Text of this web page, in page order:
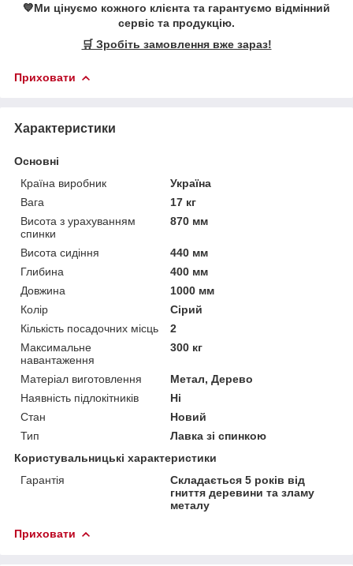
💙Ми цінуємо кожного клієнта та гарантуємо відмінний
сервіс та продукцію.
🛒 Зробіть замовлення вже зараз!
Приховати
Характеристики
Основні
Країна виробник
Україна
Вага
17 кг
Висота з урахуванням
спинки
870 мм
Висота сидіння
440 мм
Глибина
400 мм
Довжина
1000 мм
Колір
Сірий
Кількість посадочних місць
2
Максимальне
навантаження
300 кг
Матеріал виготовлення
Метал, Дерево
Наявність підлокітників
Ні
Стан
Новий
Тип
Лавка зі спинкою
Користувальницькі характеристики
Гарантія
Складається 5 років від
гниття деревини та зламу
металу
Приховати